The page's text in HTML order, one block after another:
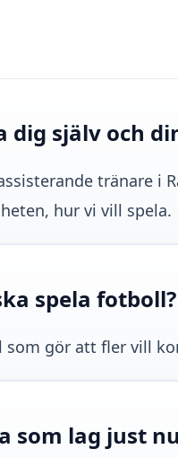
dig själv och
tränare i
hur vi vill spela.
spela fotboll?
gör att fler vill
som lag just